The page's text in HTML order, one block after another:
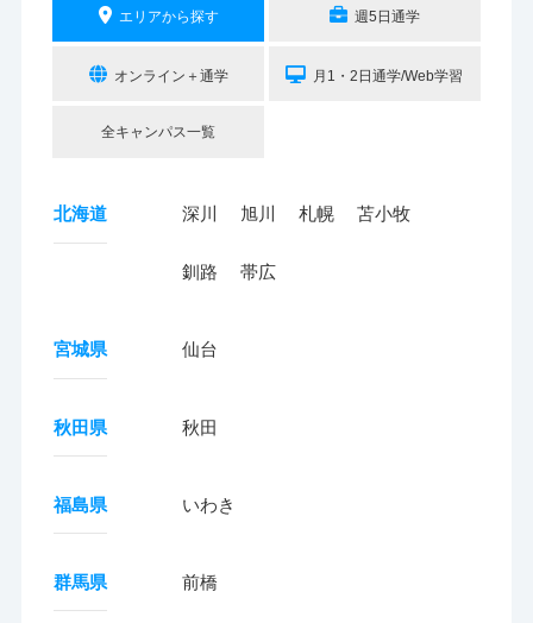
エリアから探す 週5日通学
オンライン＋通学 月1・2日通学/Web学習
全キャンパス一覧
北海道 深川 旭川 札幌 苫小牧
釧路 帯広
宮城県 仙台
秋田県 秋田
福島県 いわき
群馬県 前橋